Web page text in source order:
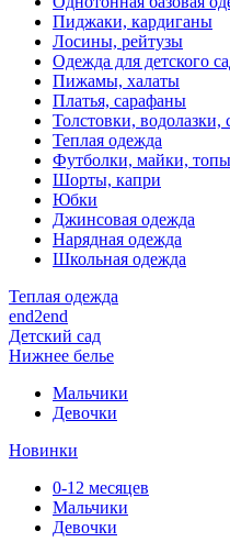
Пиджаки, кардиганы
Лосины, рейтузы
Одежда для детского
Пижамы, халаты
Платья, сарафаны
Толстовки,
Теплая одежда
Футболки, майки, топы
Шорты, капри
Юбки
Джинсовая одежда
Нарядная одежда
Школьная одежда
Теплая одежда
end2end
Детский сад
Нижнее белье
Мальчики
Девочки
Новинки
0-12 месяцев
Мальчики
Девочки